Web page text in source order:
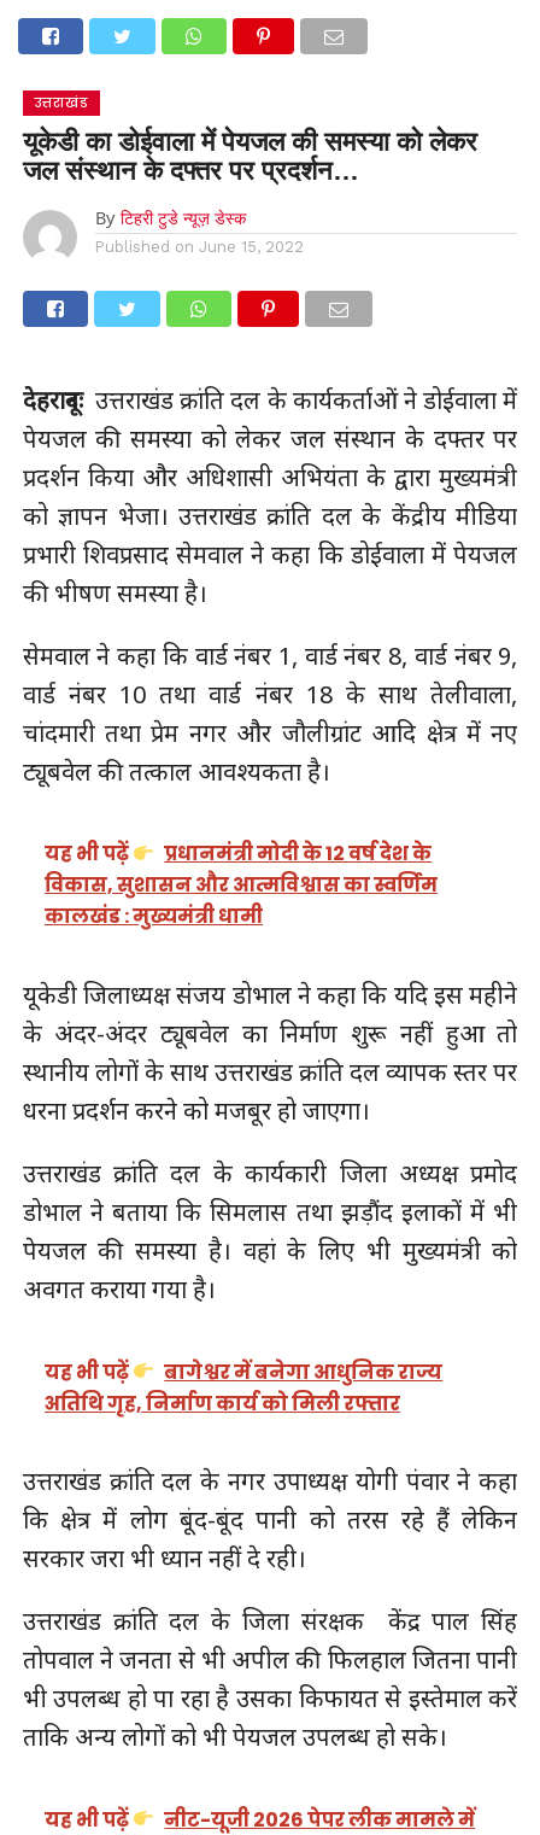
उत्तराखंड
यूकेडी का डोईवाला में पेयजल की समस्या को लेकर
जल संस्थान के दफ्तर पर प्रदर्शन…
By टिहरी टुडे न्यूज़ डेस्क
Published on June 15, 2022
देहरादूनःउत्तराखंड क्रांति दल के कार्यकर्ताओं ने डोईवाला में
पेयजल की समस्या को लेकर जल संस्थान के दफ्तर पर
प्रदर्शन किया और अधिशासी अभियंता के द्वारा मुख्यमंत्री
को ज्ञापन भेजा। उत्तराखंड क्रांति दल के केंद्रीय मीडिया
प्रभारी शिवप्रसाद सेमवाल ने कहा कि डोईवाला में पेयजल
की भीषण समस्या है।
सेमवाल ने कहा कि वार्ड नंबर 1, वार्ड नंबर 8, वार्ड नंबर 9,
वार्ड नंबर 10 तथा वार्ड नंबर 18 के साथ तेलीवाला,
चांदमारी तथा प्रेम नगर और जौलीग्रांट आदि क्षेत्र में नए
ट्यूबवेल की तत्काल आवश्यकता है।
यह भी पढ़ें
प्रधानमंत्री मोदी के 12 वर्ष देश के
विकास, सुशासन और आत्मविश्वास का स्वर्णिम
कालखंड : मुख्यमंत्री धामी
यूकेडी जिलाध्यक्ष संजय डोभाल ने कहा कि यदि इस महीने
के अंदर-अंदर ट्यूबवेल का निर्माण शुरू नहीं हुआ तो
स्थानीय लोगों के साथ उत्तराखंड क्रांति दल व्यापक स्तर पर
धरना प्रदर्शन करने को मजबूर हो जाएगा।
उत्तराखंड क्रांति दल के कार्यकारी जिला अध्यक्ष प्रमोद
डोभाल ने बताया कि सिमलास तथा झड़ौंद इलाकों में भी
पेयजल की समस्या है। वहां के लिए भी मुख्यमंत्री को
अवगत कराया गया है।
यह भी पढ़ें
बागेश्वर में बनेगा आधुनिक राज्य
अतिथि गृह, निर्माण कार्य को मिली रफ्तार
उत्तराखंड क्रांति दल के नगर उपाध्यक्ष योगी पंवार ने कहा
कि क्षेत्र में लोग बूंद-बूंद पानी को तरस रहे हैं लेकिन
सरकार जरा भी ध्यान नहीं दे रही।
उत्तराखंड क्रांति दल के जिला संरक्षक केंद्र पाल सिंह
तोपवाल ने जनता से भी अपील की फिलहाल जितना पानी
भी उपलब्ध हो पा रहा है उसका किफायत से इस्तेमाल करें
ताकि अन्य लोगों को भी पेयजल उपलब्ध हो सके।
यह भी पढ़ें
नीट-यूजी 2026 पेपर लीक मामले में